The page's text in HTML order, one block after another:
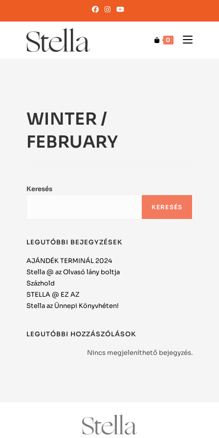
0
WINTER /
FEBRUARY
Keresés
KERESÉS
LEGUTÓBBI BEJEGYZÉSEK
AJÁNDÉK TERMINÁL 2024
Stella @ az Olvasó lány boltja
Százhold
STELLA @ EZ AZ
Stella az Ünnepi Könyvhéten!
LEGUTÓBBI HOZZÁSZÓLÁSOK
Nincs megjeleníthető bejegyzés.